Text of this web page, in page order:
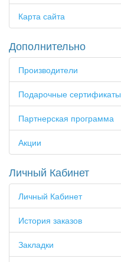
Карта сайта
Дополнительно
Производители
Подарочные сертификаты
Партнерская программа
Акции
Личный Кабинет
Личный Кабинет
История заказов
Закладки